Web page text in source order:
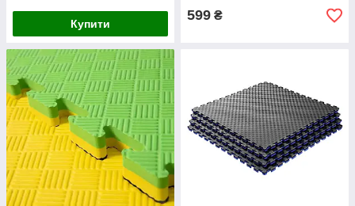
Купити
599 ₴